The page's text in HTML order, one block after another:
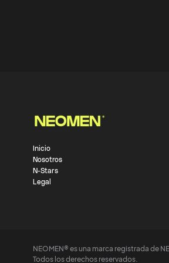
Inicio
Nosotros
N-Stars
Legal
NEOMEN® es una marca registrada de
Todos los derechos reservados.